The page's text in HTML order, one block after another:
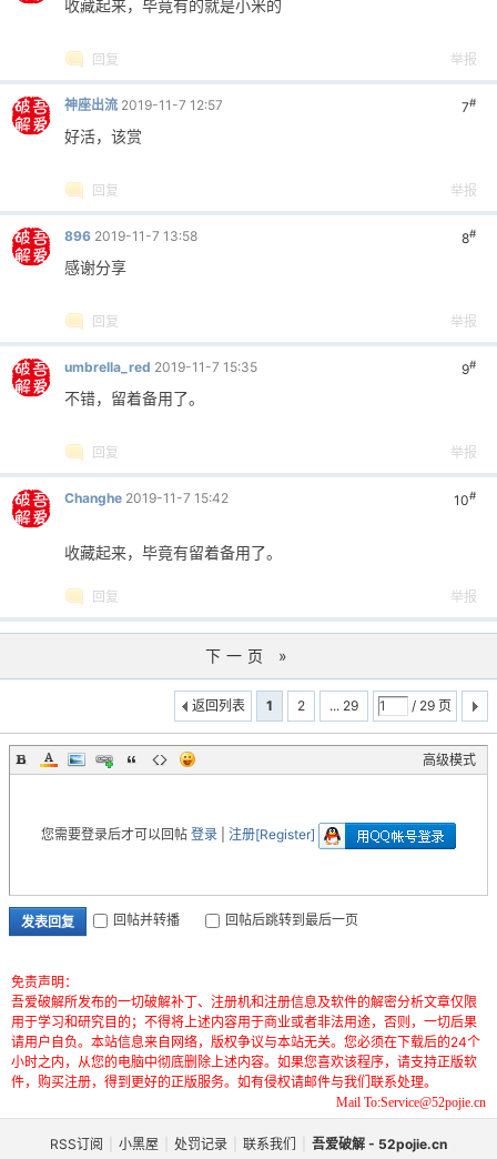
收藏起来，毕竟有的就是小米的
回复 举报
7#
神座出流 2019-11-7 12:57
好活，该赏
回复 举报
8#
896 2019-11-7 13:58
感谢分享
回复 举报
9#
umbrella_red 2019-11-7 15:35
不错，留着备用了。
回复 举报
10#
Changhe 2019-11-7 15:42
收藏起来，毕竟有留着备用了。
回复 举报
下一页 »
1 2 ... 29 / 29 页
返回列表
高级模式
您需要登录后才可以回帖 登录 注册[Register]
发表回复 回帖并转播 回帖后跳转到最后一页
免责声明：
吾爱破解所发布的一切破解补丁、注册机和注册信息及软件的解密分析文章仅限
用于学习和研究目的；不得将上述内容用于商业或者非法用途，否则，一切后果
请用户自负。本站信息来自网络，版权争议与本站无关。您必须在下载后的24个
小时之内，从您的电脑中彻底删除上述内容。如果您喜欢该程序，请支持正版软
件，购买注册，得到更好的正版服务。如有侵权请邮件与我们联系处理。
Mail To:Service@52pojie.cn
RSS订阅 小黑屋 处罚记录 联系我们 吾爱破解 - 52pojie.cn